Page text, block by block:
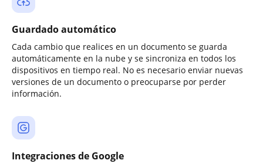
Guardado automático
Cada cambio que realices en un documento se guarda
automáticamente en la nube y se sincroniza en todos los
dispositivos en tiempo real. No es necesario enviar nuevas
versiones de un documento o preocuparse por perder
información.
Integraciones de Google